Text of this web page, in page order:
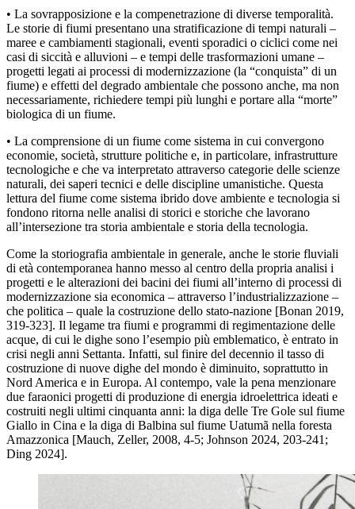
• La sovrapposizione e la compenetrazione di diverse temporalità.
Le storie di fiumi presentano una stratificazione di tempi naturali –
maree e cambiamenti stagionali, eventi sporadici o ciclici come nei
casi di siccità e alluvioni – e tempi delle trasformazioni umane –
progetti legati ai processi di modernizzazione (la “conquista” di un
fiume) e effetti del degrado ambientale che possono anche, ma non
necessariamente, richiedere tempi più lunghi e portare alla “morte”
biologica di un fiume.
• La comprensione di un fiume come sistema in cui convergono
economie, società, strutture politiche e, in particolare, infrastrutture
tecnologiche e che va interpretato attraverso categorie delle scienze
naturali, dei saperi tecnici e delle discipline umanistiche. Questa
lettura del fiume come sistema ibrido dove ambiente e tecnologia si
fondono ritorna nelle analisi di storici e storiche che lavorano
all’intersezione tra storia ambientale e storia della tecnologia.
Come la storiografia ambientale in generale, anche le storie fluviali
di età contemporanea hanno messo al centro della propria analisi i
progetti e le alterazioni dei bacini dei fiumi all’interno di processi di
modernizzazione sia economica – attraverso l’industrializzazione –
che politica – quale la costruzione dello stato-nazione [Bonan 2019,
319-323]. Il legame tra fiumi e programmi di regimentazione delle
acque, di cui le dighe sono l’esempio più emblematico, è entrato in
crisi negli anni Settanta. Infatti, sul finire del decennio il tasso di
costruzione di nuove dighe del mondo è diminuito, soprattutto in
Nord America e in Europa. Al contempo, vale la pena menzionare
due faraonici progetti di produzione di energia idroelettrica ideati e
costruiti negli ultimi cinquanta anni: la diga delle Tre Gole sul fiume
Giallo in Cina e la diga di Balbina sul fiume Uatumã nella foresta
Amazzonica [Mauch, Zeller, 2008, 4-5; Johnson 2024, 203-241;
Ding 2024].